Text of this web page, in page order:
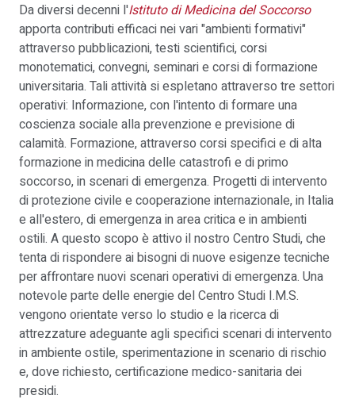
Da diversi decenni l'Istituto di Medicina del Soccorso
apporta contributi efficaci nei vari "ambienti formativi"
attraverso pubblicazioni, testi scientifici, corsi
monotematici, convegni, seminari e corsi di formazione
universitaria. Tali attività si espletano attraverso tre settori
operativi: Informazione, con l'intento di formare una
coscienza sociale alla prevenzione e previsione di
calamità. Formazione, attraverso corsi specifici e di alta
formazione in medicina delle catastrofi e di primo
soccorso, in scenari di emergenza. Progetti di intervento
di protezione civile e cooperazione internazionale, in Italia
e all'estero, di emergenza in area critica e in ambienti
ostili. A questo scopo è attivo il nostro Centro Studi, che
tenta di rispondere ai bisogni di nuove esigenze tecniche
per affrontare nuovi scenari operativi di emergenza. Una
notevole parte delle energie del Centro Studi I.M.S.
vengono orientate verso lo studio e la ricerca di
attrezzature adeguante agli specifici scenari di intervento
in ambiente ostile, sperimentazione in scenario di rischio
e, dove richiesto, certificazione medico-sanitaria dei
presidi.